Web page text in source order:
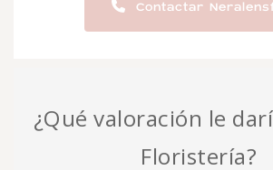
Contactar
¿Qué valoración le
Floristería?